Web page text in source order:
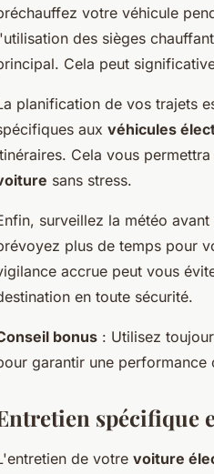
votre véhicule
des sièges
Cela peut
planification de vos trajets
aux véhicules
Cela vous
sans stress.
surveillez la météo
plus de temps pour
accrue peut vous
en toute sécurité.
bonus : Utilisez
garantir une
spécifique
de votre voiture